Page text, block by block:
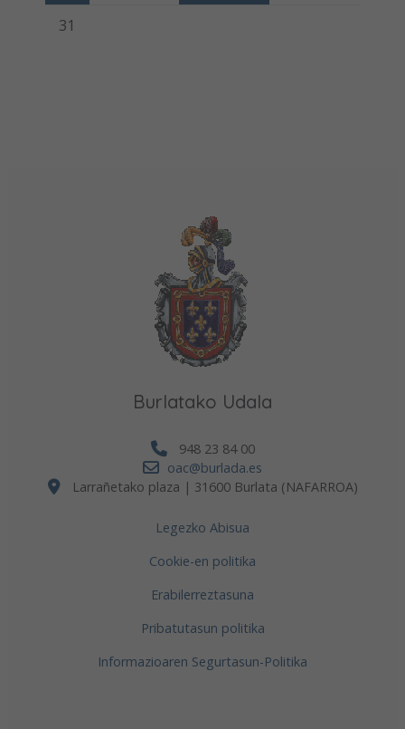
31
Burlatako Udala
948 23 84 00
oac@burlada.es
Larrañetako plaza | 31600 Burlata (NAFARROA)
Legezko Abisua
Cookie-en politika
Erabilerreztasuna
Pribatutasun politika
Informazioaren Segurtasun-Politika